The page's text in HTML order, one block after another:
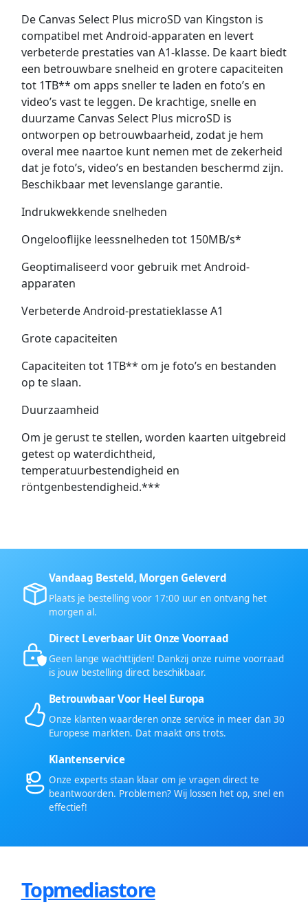
De Canvas Select Plus microSD van Kingston is
compatibel met Android-apparaten en levert
verbeterde prestaties van A1-klasse. De kaart biedt
een betrouwbare snelheid en grotere capaciteiten
tot 1TB** om apps sneller te laden en foto’s en
video’s vast te leggen. De krachtige, snelle en
duurzame Canvas Select Plus microSD is
ontworpen op betrouwbaarheid, zodat je hem
overal mee naartoe kunt nemen met de zekerheid
dat je foto’s, video’s en bestanden beschermd zijn.
Beschikbaar met levenslange garantie.
Indrukwekkende snelheden
Ongelooflijke leessnelheden tot 150MB/s*
Geoptimaliseerd voor gebruik met Android-
apparaten
Verbeterde Android-prestatieklasse A1
Grote capaciteiten
Capaciteiten tot 1TB** om je foto’s en bestanden
op te slaan.
Duurzaamheid
Om je gerust te stellen, worden kaarten uitgebreid
getest op waterdichtheid,
temperatuurbestendigheid en
röntgenbestendigheid.***
Vandaag Besteld, Morgen Geleverd
Plaats je bestelling voor 17:00 uur en ontvang het
morgen al.
Direct Leverbaar Uit Onze Voorraad
Geen lange wachttijden! Dankzij onze ruime voorraad
is jouw bestelling direct beschikbaar.
Betrouwbaar Voor Heel Europa
Onze klanten waarderen onze service in meer dan 30
Europese markten. Dat maakt ons trots.
Klantenservice
Onze experts staan klaar om je vragen direct te
beantwoorden. Problemen? Wij lossen het op, snel en
effectief!
Topmediastore